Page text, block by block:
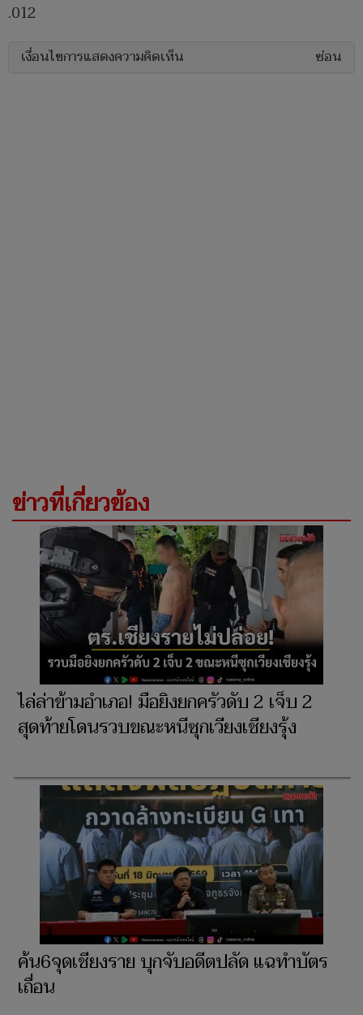
.012
เงื่อนไขการแสดงความคิดเห็น ซ่อน
ข่าวที่เกี่ยวข้อง
ไล่ล่าข้ามอำเภอ! มือยิงยกครัวดับ 2 เจ็บ 2
สุดท้ายโดนรวบขณะหนีซุกเวียงเชียงรุ้ง
ค้น6จุดเชียงราย บุกจับอดีตปลัด แฉทำบัตร
เถื่อน